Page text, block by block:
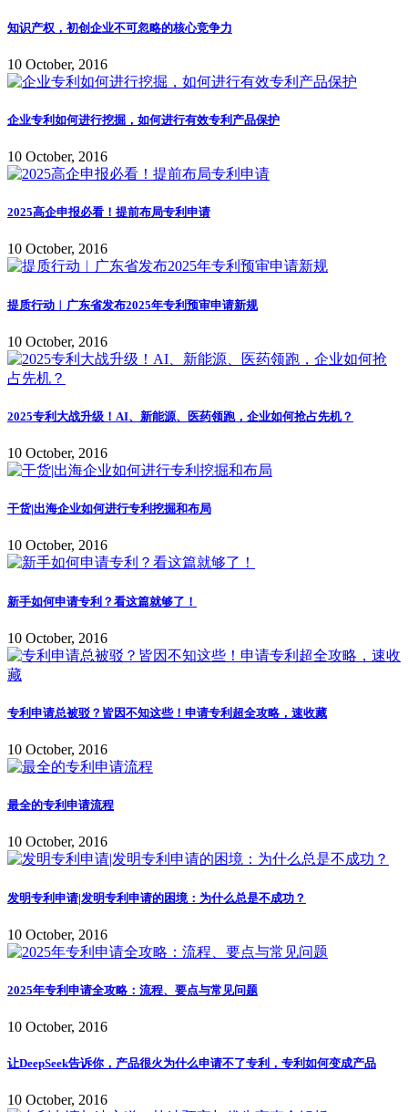
知识产权，初创企业不可忽略的核心竞争力
10 October, 2016
企业专利如何进行挖掘，如何进行有效专利产品保护
10 October, 2016
2025高企申报必看！提前布局专利申请
10 October, 2016
提质行动︱广东省发布2025年专利预审申请新规
10 October, 2016
2025专利大战升级！AI、新能源、医药领跑，企业如何抢占先机？
10 October, 2016
干货|出海企业如何进行专利挖掘和布局
10 October, 2016
新手如何申请专利？看这篇就够了！
10 October, 2016
专利申请总被驳？皆因不知这些！申请专利超全攻略，速收藏
10 October, 2016
最全的专利申请流程
10 October, 2016
发明专利申请|发明专利申请的困境：为什么总是不成功？
10 October, 2016
2025年专利申请全攻略：流程、要点与常见问题
10 October, 2016
让DeepSeek告诉你，产品很火为什么申请不了专利，专利如何变成产品
10 October, 2016